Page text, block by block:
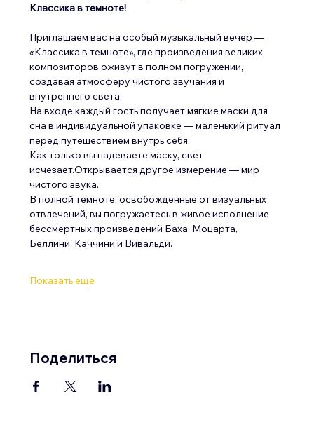
Классика в темноте!
Приглашаем вас на особый музыкальный вечер —
«Классика в темноте», где произведения великих
композиторов оживут в полном погружении,
создавая атмосферу чистого звучания и
внутреннего света.
На входе каждый гость получает мягкие маски для
сна в индивидуальной упаковке — маленький ритуал
перед путешествием внутрь себя.
Как только вы надеваете маску, свет
исчезает.Открывается другое измерение — мир
чистого звука.
В полной темноте, освобождённые от визуальных
отвлечений, вы погружаетесь в живое исполнение
бессмертных произведений Баха, Моцарта,
Беллини, Каччини и Вивальди.
Показать еще
Поделиться